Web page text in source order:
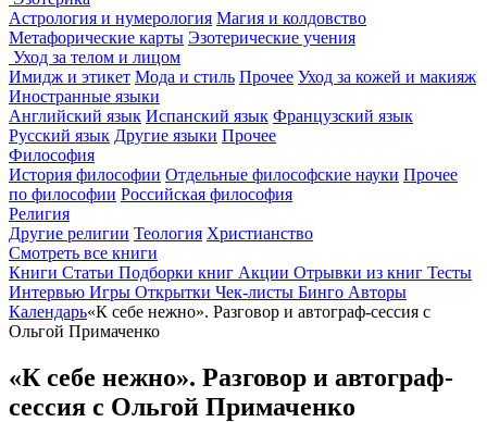
Астрология и нумерология Магия и колдовство
Метафорические карты Эзотерические учения
Уход за телом и лицом
Имидж и этикет Мода и стиль Прочее Уход за кожей и макияж
Иностранные языки
Английский язык Испанский язык Французский язык
Русский язык Другие языки Прочее
Философия
История философии Отдельные философские науки Прочее
по философии Российская философия
Религия
Другие религии Теология Христианство
Смотреть все книги
Книги Статьи Подборки книг Акции Отрывки из книг Тесты
Интервью Игры Открытки Чек-листы Бинго Авторы
Календарь«К себе нежно». Разговор и автограф-сессия с
Ольгой Примаченко
«К себе нежно». Разговор и автограф-
сессия с Ольгой Примаченко